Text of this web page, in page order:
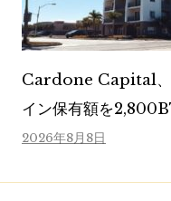
Cardone Capital、
イン保有額を
2026年8月8日